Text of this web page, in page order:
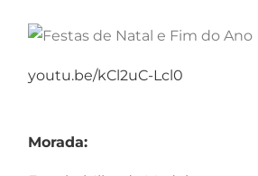
youtu.be/kCl2uC-Lcl0
Morada: